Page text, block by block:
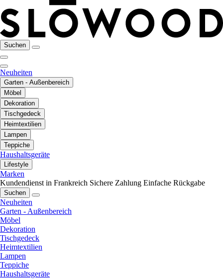
Suchen
Neuheiten
Garten - Außenbereich
Möbel
Dekoration
Tischgedeck
Heimtextilien
Lampen
Teppiche
Haushaltsgeräte
Lifestyle
Marken
Kundendienst in Frankreich Sichere Zahlung Einfache Rückgabe
Suchen
Neuheiten
Garten - Außenbereich
Möbel
Dekoration
Tischgedeck
Heimtextilien
Lampen
Teppiche
Haushaltsgeräte